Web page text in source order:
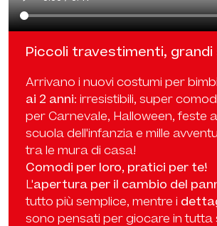
Piccoli travestimenti, grandi
Arrivano i nuovi costumi per
ai 2 anni: irresistibili, super
per Carnevale, Halloween, feste
scuola dell'infanzia e mille
tra le mura di casa!
Comodi per loro, pratici per te!
L'apertura per il cambio del
tutto più semplice, mentre i
sono pensati per giocare in tutta